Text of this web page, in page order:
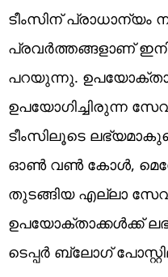
ടീംസിന്
പ്രവർത്തങ്ങളാണ്
പറയുന്നു.
ഉപയോഗിച്ചിരുന്ന
ടീംസിലൂടെ
ഓൺ വൺ കോൾ,
തുടങ്ങിയ എല്ലാ
ഉപയോക്താക്കൾക്ക്
ടെപ്പർ ബ്ലോഗ്